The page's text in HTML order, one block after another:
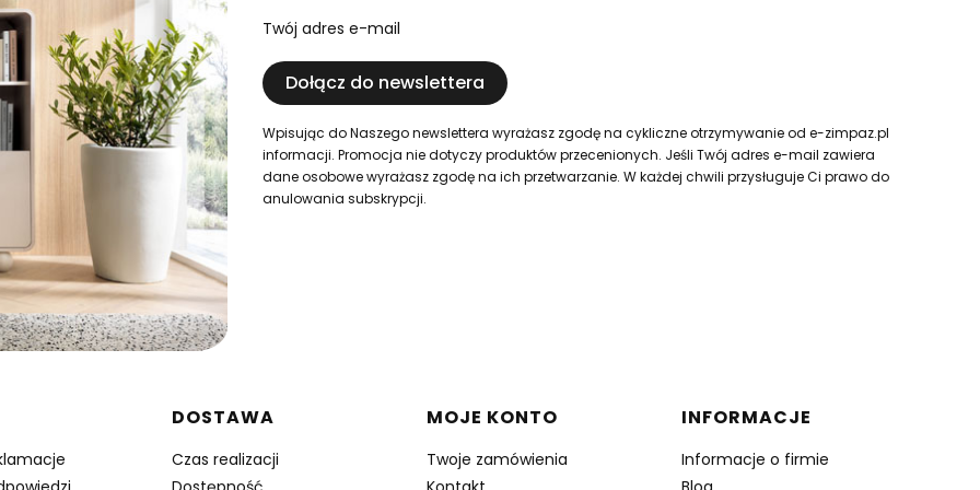
Twój adres e-mail
Dołącz do newslettera
Wpisując do Naszego newslettera wyrażasz zgodę na cykliczne otrzymywanie od e-zimpaz.pl
informacji. Promocja nie dotyczy produktów przecenionych. Jeśli Twój adres e-mail zawiera
dane osobowe wyrażasz zgodę na ich przetwarzanie. W każdej chwili przysługuje Ci prawo do
anulowania subskrypcji.
DOSTAWA
Czas realizacji
MOJE KONTO
Twoje zamówienia
INFORMACJE
Informacje o firmie